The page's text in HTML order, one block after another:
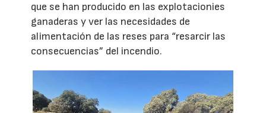
que se han producido en las explotacionies
ganaderas y ver las necesidades de
alimentación de las reses para “resarcir las
consecuencias” del incendio.